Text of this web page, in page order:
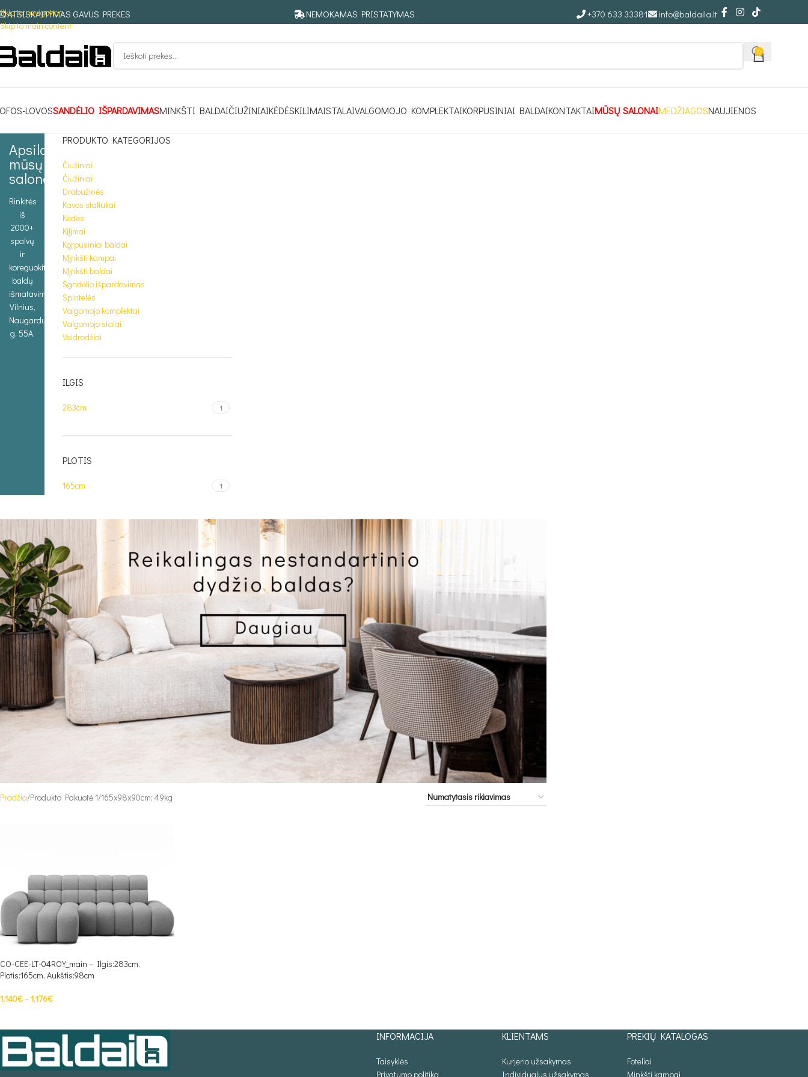
Skip to navigation
Skip to main content
ATSISKAITYMAS GAVUS PREKES NEMOKAMAS PRISTATYMAS +370 633 33381 info@baldaila.lt
0
LOVOSSANDĖLIO IŠPARDAVIMASMINKŠTI BALDAIČIUŽINIAIKĖDĖSKILIMAISTALAIVALGOMOJO KOMPLEKTAIKORPUSINIAI BALDAIKONTAKTAIMŪSŲ SALONAIMEDŽIAGOSNAUJIENOS
Apsilankykite
mūsų
salone
Rinkitės
iš
2000+
spalvų
ir
koreguokite
baldų
išmatavimus.
Vilnius,
Naugarduko
g. 55A.
PRODUKTO KATEGORIJOS
Čiužiniai
Čiužiniai
Drabužinės
Kavos staliukai
Kėdės
Kilimai
Korpusiniai baldai
Minkšti kampai
Minkšti baldai
Sandėlio išpardavimas
Spintelės
Valgomojo komplektai
Valgomojo stalai
Veidrodžiai
ILGIS
283cm 1
PLOTIS
165cm 1
Pradžia Produkto Pakuotė 1 165x98x90cm; 49kg
CO-CEE-LT-04ROY_main – Ilgis:283cm,
Plotis:165cm, Aukštis:98cm
1,140€–1,176€
INFORMACIJA
Taisyklės
Privatumo politika
KLIENTAMS
Kurjerio užsakymas
Individualus užsakymas
PREKIŲ KATALOGAS
Foteliai
Minkšti kampai